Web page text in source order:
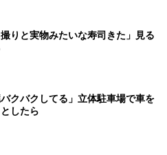
撮りと実物みたいな寿司きた」見る
バクバクしてる」立体駐車場で車を
したら